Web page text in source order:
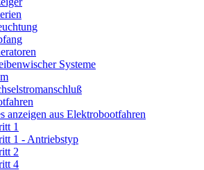
Systeme
anzeigen aus Elektrobootfahren
1
1 - Antriebstyp
2
4